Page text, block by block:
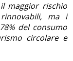
maggior rischio
ma i
del consumo
circolare e